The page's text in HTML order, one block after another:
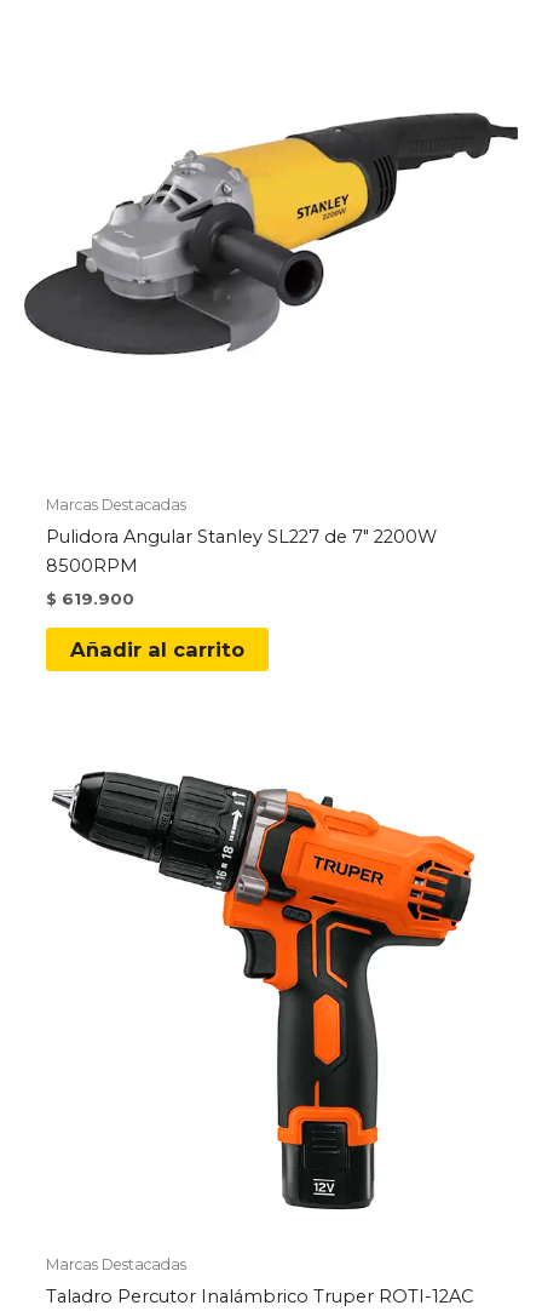
Marcas Destacadas
Pulidora Angular Stanley SL227 de 7″ 2200W
8500RPM
$ 619.900
Añadir al carrito
Marcas Destacadas
Taladro Percutor Inalámbrico Truper ROTI-12AC